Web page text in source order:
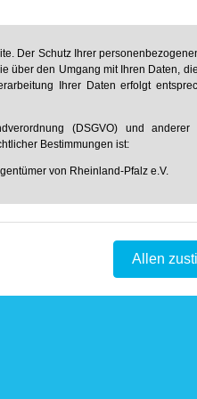
Der Schutz Ihrer
über den Umgang mit Ihren Daten,
Ihrer Daten erfolgt
(DSGVO) und anderer
Bestimmungen ist:
von Rheinland-Pfalz e.V.
in Logfiles
dass über Ihren Internetbrowser
während einer laufenden
und unserem Webserver
Allen